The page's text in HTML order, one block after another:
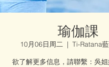
瑜伽課
10月06日周二
  |
Ti-Ratana
欲了解更多信息，請聯繫：吳